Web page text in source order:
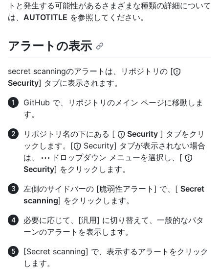
トと発生する可能性があるさまざまな種類の詳細について
は、 AUTOTITLE を参照してください。
アラートの表示
secret scanningのアラートは、リポジトリの [
Security] タブに表示されます。
GitHub で、リポジトリのメイン ページに移動しま
す。
リポジトリ名の下にある [
Security ] タブをクリ
ックします。[
Security] タブが表示されない場合
は、
ドロップダウン メニューを選択し、[
Security] をクリックします。
左側のサイドバーの [脆弱性アラート] で、[ Secret
scanning] をクリックします。
必要に応じて、[汎用] に切り替えて、一般的なパタ
ーンのアラートを表示します。
[Secret scanning] で、表示するアラートをクリック
します。